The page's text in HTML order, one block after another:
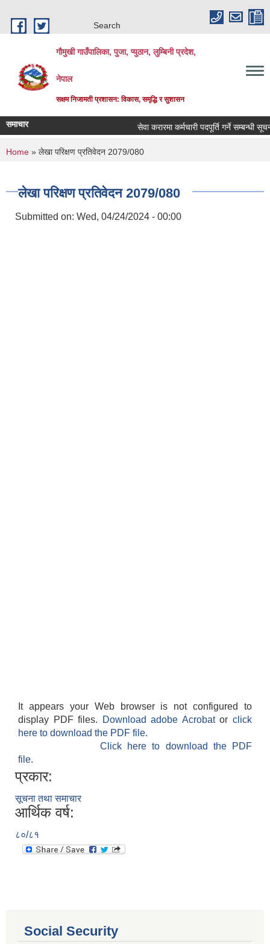
Search
गौमुखी गाउँपालिका, पुजा, प्युठान, लुम्बिनी प्रदेश,
नेपाल
सक्षम निजामती प्रशासन: विकास, समृद्धि र सुशासन
समाचार सेवा करारमा कर्मचारी पदपूर्ति गर्ने सम्बन्धी सूचना !!!
You are here
Home » लेखा परिक्षण प्रतिवेदन 2079/080
लेखा परिक्षण प्रतिवेदन 2079/080
Submitted on: Wed, 04/24/2024 - 00:00
It appears your Web browser is not configured to
display PDF files.
Download adobe Acrobatorclick
here to download the PDF file.
Click here to download the PDF
file.
प्रकार:
सूचना तथा समाचार
आर्थिक वर्ष:
८०/८१
Social Security